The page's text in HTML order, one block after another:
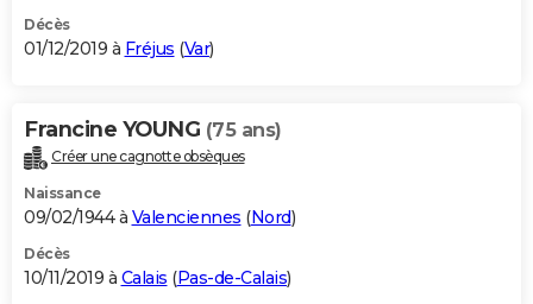
Décès
01/12/2019 à Fréjus (Var)
Francine YOUNG (75 ans)
Créer une cagnotte obsèques
Naissance
09/02/1944 à Valenciennes (Nord)
Décès
10/11/2019 à Calais (Pas-de-Calais)